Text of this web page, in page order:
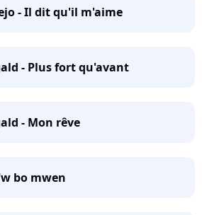
- Il dit qu'il m'aime
- Plus fort qu'avant
- Mon rêve
bo mwen